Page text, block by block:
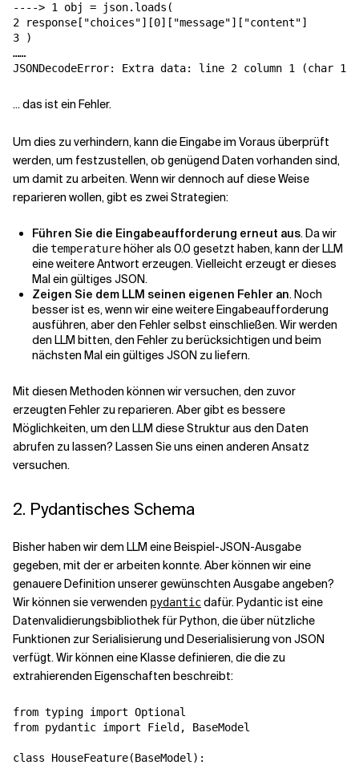
----> 1 obj = json.loads(
2 response["choices"][0]["message"]["content"]
3 )
……
... das ist ein Fehler.
Um dies zu verhindern, kann die Eingabe im Voraus überprüft
werden, um festzustellen, ob genügend Daten vorhanden sind,
um damit zu arbeiten. Wenn wir dennoch auf diese Weise
reparieren wollen, gibt es zwei Strategien:
Führen Sie die Eingabeaufforderung erneut aus. Da wir
dietemperaturehöher als 0.0 gesetzt haben, kann der LLM
eine weitere Antwort erzeugen. Vielleicht erzeugt er dieses
Mal ein gültiges JSON.
Zeigen Sie dem LLM seinen eigenen Fehler an. Noch
besser ist es, wenn wir eine weitere Eingabeaufforderung
ausführen, aber den Fehler selbst einschließen. Wir werden
den LLM bitten, den Fehler zu berücksichtigen und beim
nächsten Mal ein gültiges JSON zu liefern.
Mit diesen Methoden können wir versuchen, den zuvor
erzeugten Fehler zu reparieren. Aber gibt es bessere
Möglichkeiten, um den LLM diese Struktur aus den Daten
abrufen zu lassen? Lassen Sie uns einen anderen Ansatz
versuchen.
2. Pydantisches Schema
Bisher haben wir dem LLM eine Beispiel-JSON-Ausgabe
gegeben, mit der er arbeiten konnte. Aber können wir eine
genauere Definition unserer gewünschten Ausgabe angeben?
Wir können sie verwenden pydanticdafür. Pydantic ist eine
Datenvalidierungsbibliothek für Python, die über nützliche
Funktionen zur Serialisierung und Deserialisierung von JSON
verfügt. Wir können eine Klasse definieren, die die zu
extrahierenden Eigenschaften beschreibt:
from typing import Optional
from pydantic import Field, BaseModel
class HouseFeature(BaseModel):